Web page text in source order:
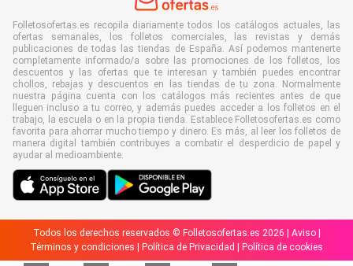
Folletosofertas.es recopila diariamente todos los catálogos actuales, las
ofertas semanales, los folletos comerciales, las revistas y demás
publicaciones de todas las tiendas de España. Así podemos mantenerte
completamente informado/a sobre las promociones de los folletos, los
descuentos y las ofertas que te interesan y también puedes encontrar
chollos, rebajas y descuentos en las tiendas de tu zona. Normalmente
nuestra página cuenta con los catálogos más recientes antes de que
lleguen incluso a tu correo, y además puedes acceder a los folletos en el
trabajo, la escuela o en la propia tienda. Establece Folletosofertas.es como
favorita para ahorrar mucho tiempo y dinero. Es más, al leer los folletos de
manera digital también contribuyes a combatir el desperdicio de papel y
ayudar al medioambiente.
Todos los derechos reservados © Folletosofertas.es 2026 | Aviso|
Términos y condiciones
Política de Privacidad Política de cookies